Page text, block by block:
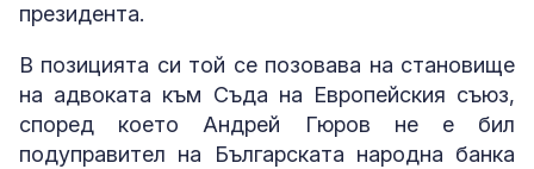
президента.
В позицията си той се позовава на становище
на адвоката към Съда на Европейския съюз,
според което Андрей Гюров не е бил
подуправител на Българската народна банка